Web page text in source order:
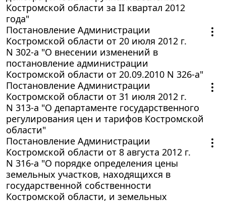
Костромской области за II квартал 2012
года"
Постановление Администрации
Костромской области от 20 июля 2012 г.
N 302-а "О внесении изменений в
постановление администрации
Костромской области от 20.09.2010 N 326-а"
Постановление Администрации
Костромской области от 31 июля 2012 г.
N 313-а "О департаменте государственного
регулирования цен и тарифов Костромской
области"
Постановление Администрации
Костромской области от 8 августа 2012 г.
N 316-а "О порядке определения цены
земельных участков, находящихся в
государственной собственности
Костромской области, и земельных